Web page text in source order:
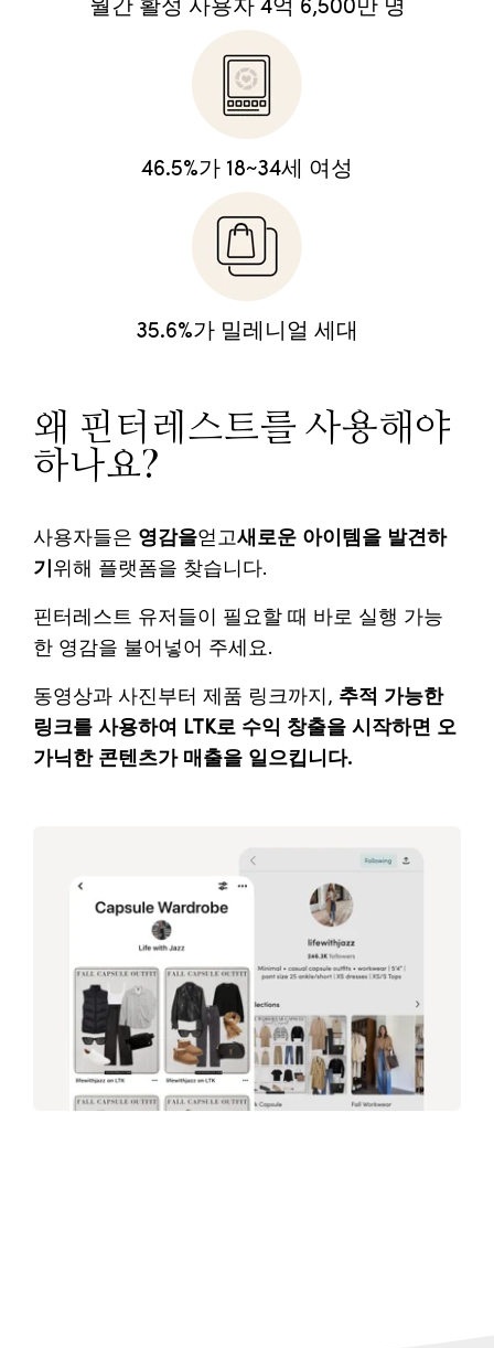
월간 활성 사용자 4억 6,500만 명
46.5%가 18~34세 여성
35.6%가 밀레니얼 세대
왜 핀터레스트를 사용해야
하나요?
사용자들은 영감을얻고새로운 아이템을 발견하
기 위해 플랫폼을 찾습니다.
핀터레스트 유저들이 필요할 때 바로 실행 가능
한 영감을 불어넣어 주세요.
동영상과 사진부터 제품 링크까지, 추적 가능한
링크를 사용하여 LTK로 수익 창출을 시작하면 오
가닉한 콘텐츠가 매출을 일으킵니다.